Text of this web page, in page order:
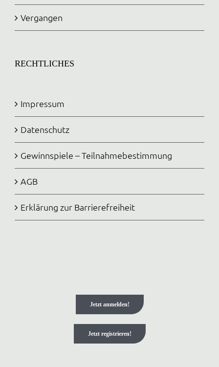
Vergangen
RECHTLICHES
Impressum
Datenschutz
Gewinnspiele – Teilnahmebestimmung
AGB
Erklärung zur Barrierefreiheit
Jetzt anmelden!
Jetzt registrieren!